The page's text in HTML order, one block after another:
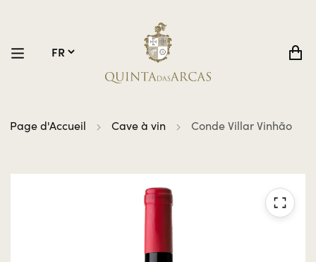
Page d'Accueil Cave à vin Conde Villar Vinhão